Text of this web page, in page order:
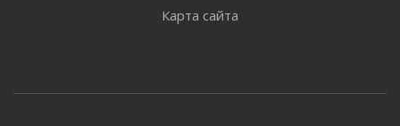
Карта сайта